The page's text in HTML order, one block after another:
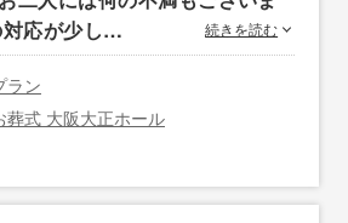
対応が少し…
続きを読む
ラン
葬式 大阪大正ホール